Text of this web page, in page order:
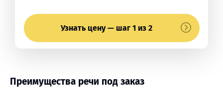
Узнать цену — шаг 1 из 2
Преимущества речи под заказ